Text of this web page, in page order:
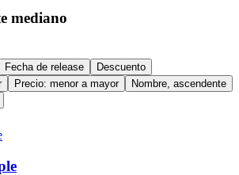
mediano
Fecha de release
Descuento
Precio: menor a mayor
Nombre, ascendente